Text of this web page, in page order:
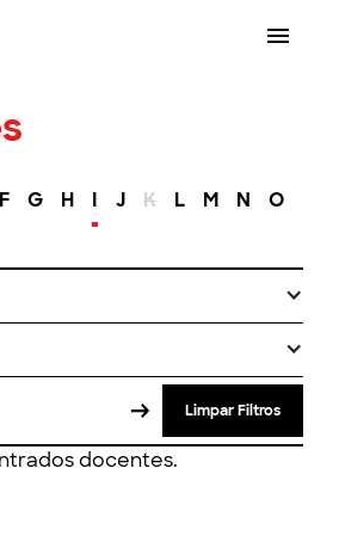
F G H I J K L M N O
Limpar Filtros
docentes.